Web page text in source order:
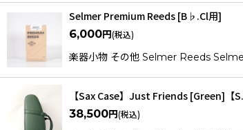
Selmer Premium Reeds [B♭.Cl用]
6,000円(税込)
楽器小物 その他 Selmer Reeds
【Sax Case】Just Friends [Green]【
38,500円(税込)